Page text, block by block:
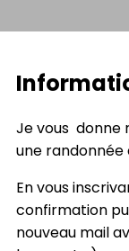
Je vous donne
une randonnée
En vous
confirmation
nouveau mail